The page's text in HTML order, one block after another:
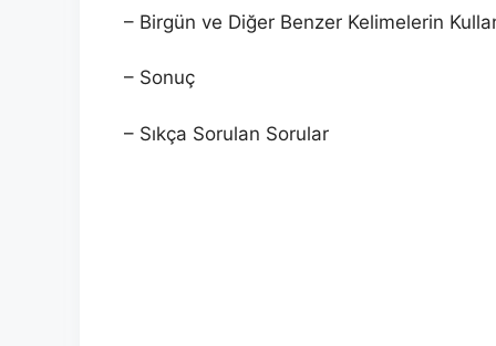
– Birgün ve Diğer Benzer Kelimelerin
– Sonuç
– Sıkça Sorulan Sorular